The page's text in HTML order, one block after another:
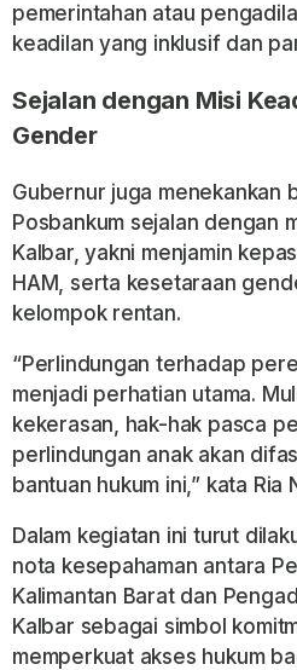
pemerintahan atau
keadilan yang inklusif dan
Sejalan dengan Misi
Gender
Gubernur juga menekankan
Posbankum sejalan dengan
Kalbar, yakni menjamin
HAM, serta kesetaraan
kelompok rentan.
“Perlindungan terhadap
menjadi perhatian utama.
kekerasan, hak-hak pasca
perlindungan anak akan
bantuan hukum ini,” kata Ria
Dalam kegiatan ini turut
nota kesepahaman antara
Kalimantan Barat dan
Kalbar sebagai simbol
memperkuat akses hukum